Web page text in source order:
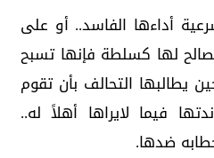
أداءها الفاسد.. أو على
لها كسلطة فإنها تسبح
يطالبها التحالف بأن تقوم
فيما لايراها أهلاً له..
ضدها.